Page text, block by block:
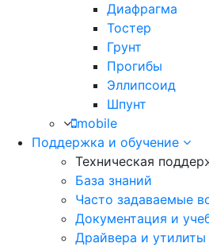
Диафрагма
Тостер
Грунт
Прогибы
Эллипсоид
Шпунт
mobile
Поддержка и обучение
Техническая
База знаний
Часто задаваемые
Документация и
Драйвера и утилиты